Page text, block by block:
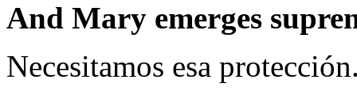
And Mary emerges
Necesitamos esa